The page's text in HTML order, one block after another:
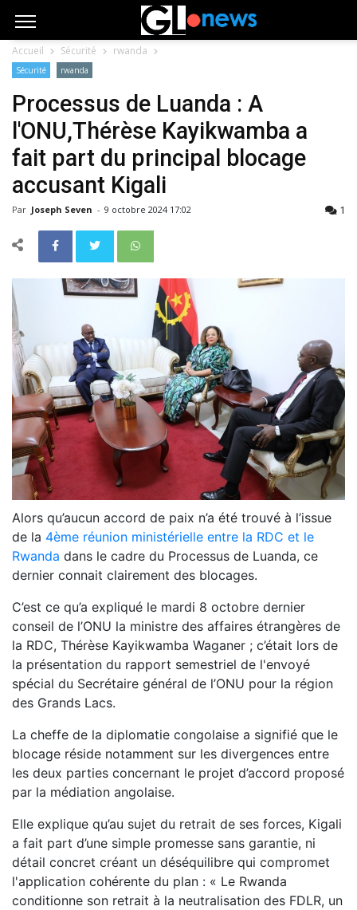
Accueil Sécurité rwanda
Sécurité rwanda
Processus de Luanda : A
l'ONU,Thérèse Kayikwamba a
fait part du principal blocage
accusant Kigali
Par Joseph Seven - 9 octobre 2024 17:02 1
Alors qu’aucun accord de paix n’a été trouvé à l’issue
de la 4ème réunion ministérielle entre la RDC et le
Rwanda dans le cadre du Processus de Luanda, ce
dernier connait clairement des blocages.
C’est ce qu’a expliqué le mardi 8 octobre dernier
conseil de l’ONU la ministre des affaires étrangères de
la RDC, Thérèse Kayikwamba Waganer ; c’était lors de
la présentation du rapport semestriel de l'envoyé
spécial du Secrétaire général de l’ONU pour la région
des Grands Lacs.
La cheffe de la diplomatie congolaise a signifié que le
blocage réside notamment sur les divergences entre
les deux parties concernant le projet d’accord proposé
par la médiation angolaise.
Elle explique qu’au sujet du retrait de ses forces, Kigali
a fait part d’une simple promesse sans garantie, ni
détail concret créant un déséquilibre qui compromet
l'application cohérente du plan : « Le Rwanda
conditionne son retrait à la neutralisation des FDLR, un